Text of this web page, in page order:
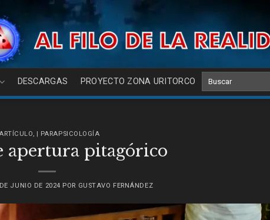
DESCARGAS PROYECTO ZONA URITORCO
, | PARAPSICOLOGÍA
apertura pitagórico
JUNIO DE 2024 POR GUSTAVO FERNÁNDEZ